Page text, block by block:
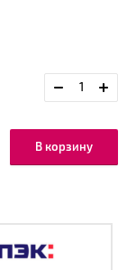
В корзину